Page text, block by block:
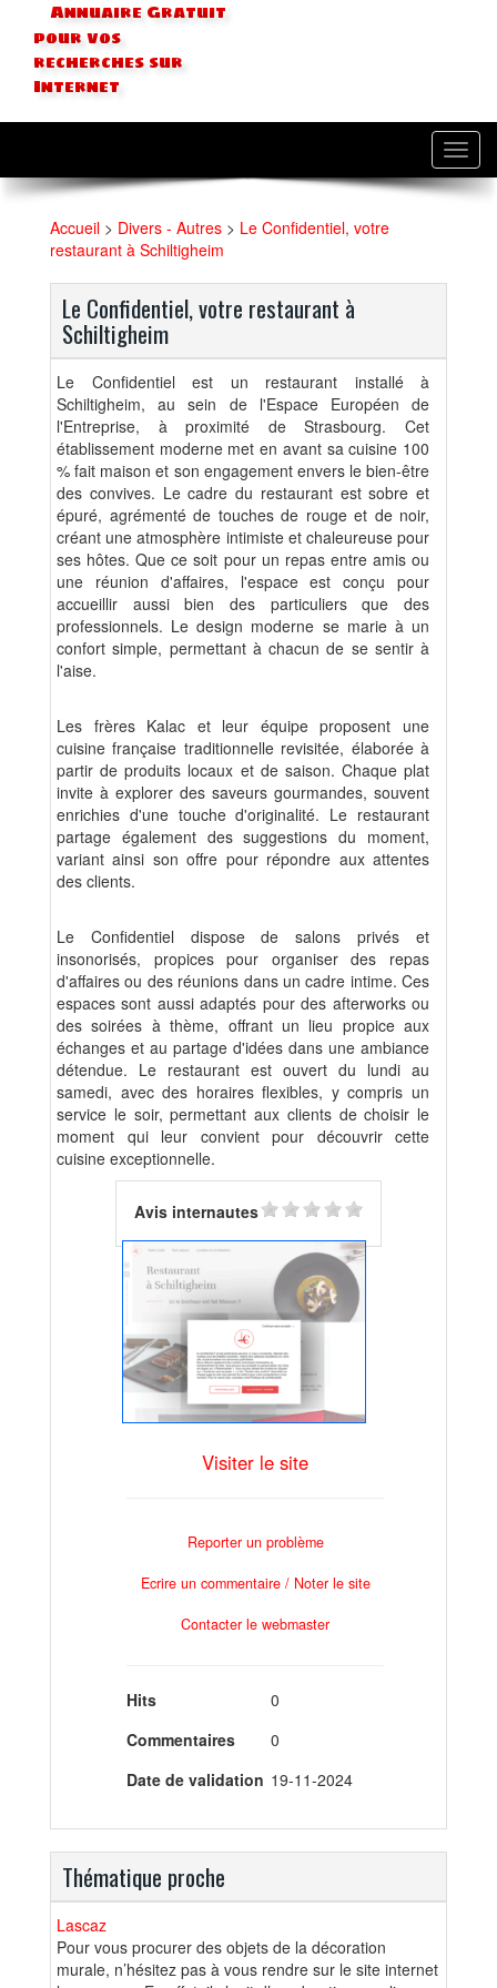
Annuaire Gratuit
pour vos
recherches sur
Internet
Accueil > Divers - Autres > Le Confidentiel, votre
restaurant à Schiltigheim
Le Confidentiel, votre restaurant à
Schiltigheim
Le Confidentiel est un restaurant installé à
Schiltigheim, au sein de l'Espace Européen de
l'Entreprise, à proximité de Strasbourg. Cet
établissement moderne met en avant sa cuisine 100
% fait maison et son engagement envers le bien-être
des convives. Le cadre du restaurant est sobre et
épuré, agrémenté de touches de rouge et de noir,
créant une atmosphère intimiste et chaleureuse pour
ses hôtes. Que ce soit pour un repas entre amis ou
une réunion d'affaires, l'espace est conçu pour
accueillir aussi bien des particuliers que des
professionnels. Le design moderne se marie à un
confort simple, permettant à chacun de se sentir à
l'aise.
Les frères Kalac et leur équipe proposent une
cuisine française traditionnelle revisitée, élaborée à
partir de produits locaux et de saison. Chaque plat
invite à explorer des saveurs gourmandes, souvent
enrichies d'une touche d'originalité. Le restaurant
partage également des suggestions du moment,
variant ainsi son offre pour répondre aux attentes
des clients.
Le Confidentiel dispose de salons privés et
insonorisés, propices pour organiser des repas
d'affaires ou des réunions dans un cadre intime. Ces
espaces sont aussi adaptés pour des afterworks ou
des soirées à thème, offrant un lieu propice aux
échanges et au partage d'idées dans une ambiance
détendue. Le restaurant est ouvert du lundi au
samedi, avec des horaires flexibles, y compris un
service le soir, permettant aux clients de choisir le
moment qui leur convient pour découvrir cette
cuisine exceptionnelle.
Avis internautes
Visiter le site
Reporter un problème
Ecrire un commentaire / Noter le site
Contacter le webmaster
Hits
0
Commentaires
0
Date de validation 19-11-2024
Thématique proche
Lascaz
Pour vous procurer des objets de la décoration
murale, n’hésitez pas à vous rendre sur le site internet